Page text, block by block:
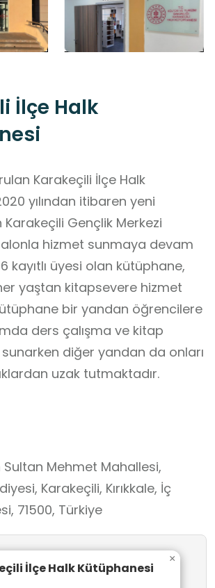
İlçe Halk
Karakeçili İlçe Halk
yılından itibaren yeni
Karakeçili Gençlik Merkezi
hizmet sunmaya devam
yaştan kitapsevere hizmet
bir yandan öğrencilere
ders çalışma ve kitap
diğer yandan da onları
uzak tutmaktadır.
Sultan Mehmet Mahallesi,
Karakeçili, Kırıkkale, İç
71500, Türkiye
İlçe Halk Kütüphanesi
×